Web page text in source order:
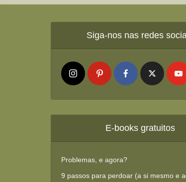
Siga-nos nas redes
E-books gratuitos
Problemas, e agora?
9 passos para perdoar (a si mesmo e